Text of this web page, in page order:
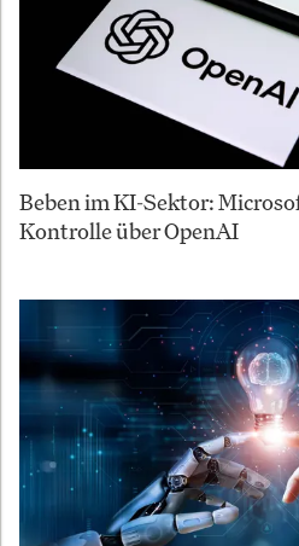
Beben im KI-Sektor:
Kontrolle über OpenAI